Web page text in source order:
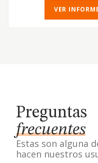
VER
Preguntas
frecuentes
Estas son alguna
hacen nuestros